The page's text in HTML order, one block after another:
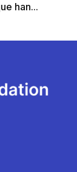
han...